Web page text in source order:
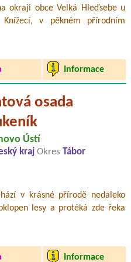
okraji obce Velká Hleďsebe u
v pěkném přírodním
Informace
osada
Ústí
kraj Okres Tábor
v krásné přírodě nedaleko
lesy a protéká zde řeka
Informace